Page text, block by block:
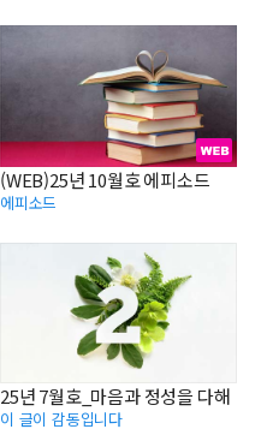
(WEB)25년 10월호 에피소드
에피소드
25년 7월호_마음과 정성을 다해
이 글이 감동입니다